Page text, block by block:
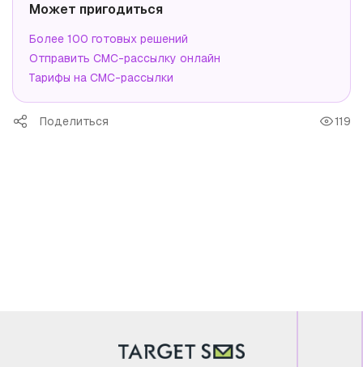
Может пригодиться
Более 100 готовых решений
Отправить СМС-рассылку онлайн
Тарифы на СМС-рассылки
Поделиться 119